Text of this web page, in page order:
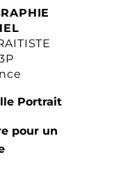
Portrait
pour un